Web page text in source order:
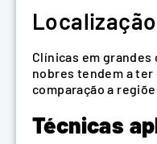
Clínicas em
nobres tendem a
comparação a
Técnicas